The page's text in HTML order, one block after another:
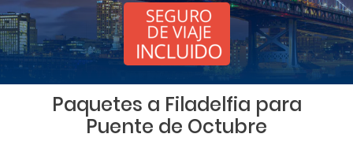
Paquetes a Filadelfia para
Puente de Octubre